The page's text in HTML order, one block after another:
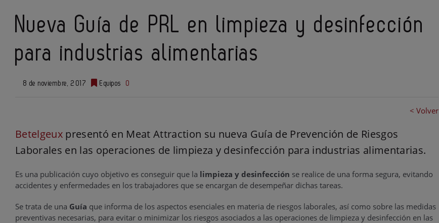
Nueva Guía de PRL en limpieza y desinfección
para industrias alimentarias
8 de noviembre, 2017 Equipos 0
< Volver
Betelgeux presentó en Meat Attraction su nueva Guía de Prevención de Riesgos
Laborales en las operaciones de limpieza y desinfección para industrias alimentarias.
Es una publicación cuyo objetivo es conseguir que la limpieza y desinfección se realice de una forma segura, evitando
accidentes y enfermedades en los trabajadores que se encargan de desempeñar dichas tareas.
Se trata de una Guía que informa de los aspectos esenciales en materia de riesgos laborales, así como sobre las medidas
preventivas necesarias, para evitar o minimizar los riesgos asociados a las operaciones de limpieza y desinfección en las